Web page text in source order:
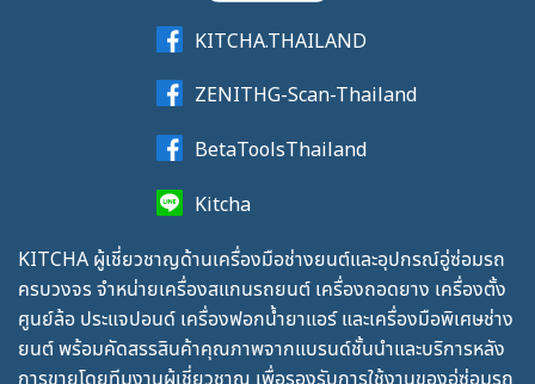
KITCHA.THAILAND
ZENITHG-Scan-Thailand
BetaToolsThailand
Kitcha
KITCHA ผู้เชี่ยวชาญด้านเครื่องมือช่างยนต์และอุปกรณ์อู่ซ่อมรถ
ครบวงจร จำหน่ายเครื่องสแกนรถยนต์ เครื่องถอดยาง เครื่องตั้ง
ศูนย์ล้อ ประแจปอนด์ เครื่องฟอกน้ำยาแอร์ และเครื่องมือพิเศษช่าง
ยนต์ พร้อมคัดสรรสินค้าคุณภาพจากแบรนด์ชั้นนำและบริการหลัง
การขายโดยทีมงานผู้เชี่ยวชาญ เพื่อรองรับการใช้งานของอู่ซ่อมรถ